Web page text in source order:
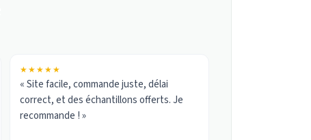
★★★★★
« Site facile, commande juste, délai
correct, et des échantillons offerts. Je
recommande ! »